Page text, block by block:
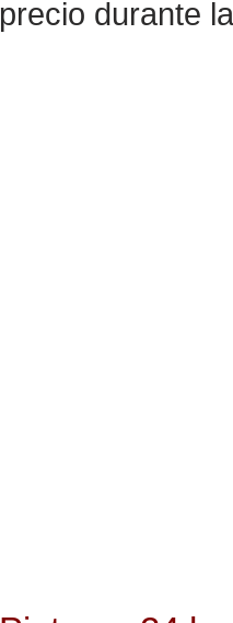
precio durante